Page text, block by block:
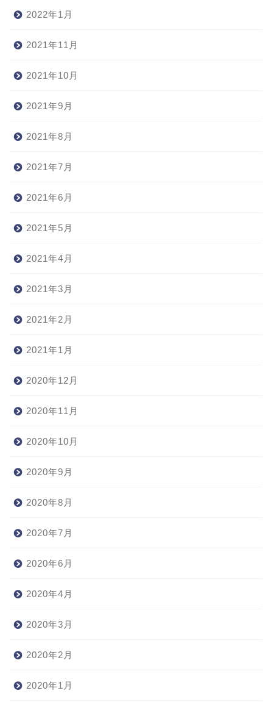
2022年1月
2021年11月
2021年10月
2021年9月
2021年8月
2021年7月
2021年6月
2021年5月
2021年4月
2021年3月
2021年2月
2021年1月
2020年12月
2020年11月
2020年10月
2020年9月
2020年8月
2020年7月
2020年6月
2020年4月
2020年3月
2020年2月
2020年1月